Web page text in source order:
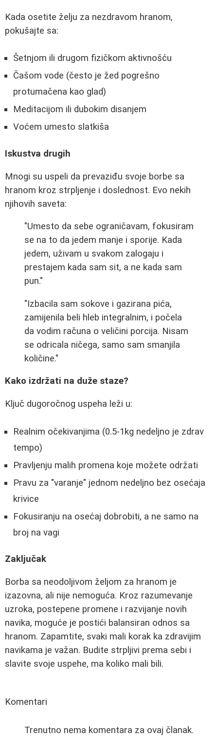
Kada osetite želju za nezdravom hranom,
pokušajte sa:
Šetnjom ili drugom fizičkom aktivnošću
Čašom vode (često je žed pogrešno
protumačena kao glad)
Meditacijom ili dubokim disanjem
Voćem umesto slatkiša
Iskustva drugih
Mnogi su uspeli da prevaziđu svoje borbe sa
hranom kroz strpljenje i doslednost. Evo nekih
njihovih saveta:
"Umesto da sebe ograničavam, fokusiram
se na to da jedem manje i sporije. Kada
jedem, uživam u svakom zalogaju i
prestajem kada sam sit, a ne kada sam
pun."
"Izbacila sam sokove i gazirana pića,
zamijenila beli hleb integralnim, i počela
da vodim računa o veličini porcija. Nisam
se odricala ničega, samo sam smanjila
količine."
Kako izdržati na duže staze?
Ključ dugoročnog uspeha leži u:
Realnim očekivanjima (0.5-1kg nedeljno je zdrav
tempo)
Pravljenju malih promena koje možete održati
Pravu za "varanje" jednom nedeljno bez osećaja
krivice
Fokusiranju na osećaj dobrobiti, a ne samo na
broj na vagi
Zaključak
Borba sa neodoljivom željom za hranom je
izazovna, ali nije nemoguća. Kroz razumevanje
uzroka, postepene promene i razvijanje novih
navika, moguće je postići balansiran odnos sa
hranom. Zapamtite, svaki mali korak ka zdravijim
navikama je važan. Budite strpljivi prema sebi i
slavite svoje uspehe, ma koliko mali bili.
Komentari
Trenutno nema komentara za ovaj članak.